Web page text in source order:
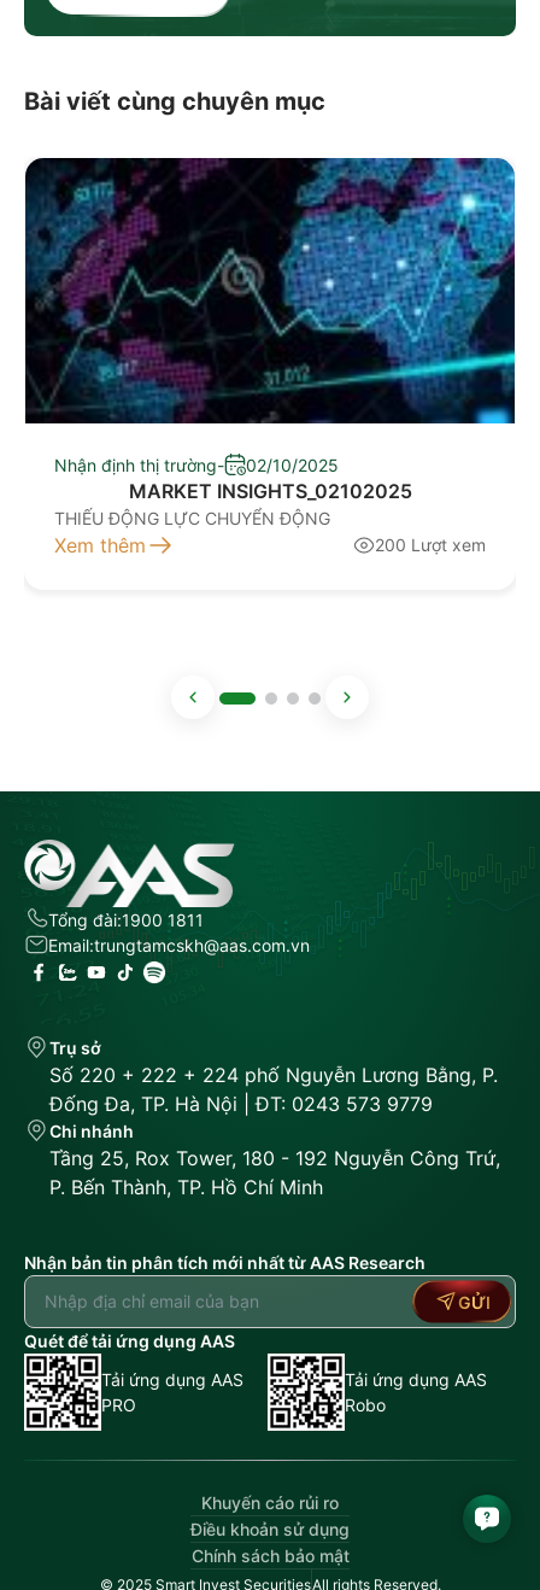
Bài viết cùng chuyên mục
Nhận định thị trường- 02/10/2025
MARKET INSIGHTS_02102025
THIẾU ĐỘNG LỰC CHUYỂN ĐỘNG
Xem thêm 200 Lượt xem
Tổng đài:1900 1811
Email:trungtamcskh@aas.com.vn
Trụ sở
Số 220 + 222 + 224 phố Nguyễn Lương Bằng, P.
Đống Đa, TP. Hà Nội | ĐT: 0243 573 9779
Chi nhánh
Tầng 25, Rox Tower, 180 - 192 Nguyễn Công Trứ,
P. Bến Thành, TP. Hồ Chí Minh
Nhận bản tin phân tích mới nhất từ AAS Research
GỬI
Quét để tải ứng dụng AAS
Tải ứng dụng AAS
PRO
Tải ứng dụng AAS
Robo
Khuyến cáo rủi ro
Điều khoản sử dụng
Chính sách bảo mật
© 2025 Smart Invest SecuritiesAll rights Reserved.